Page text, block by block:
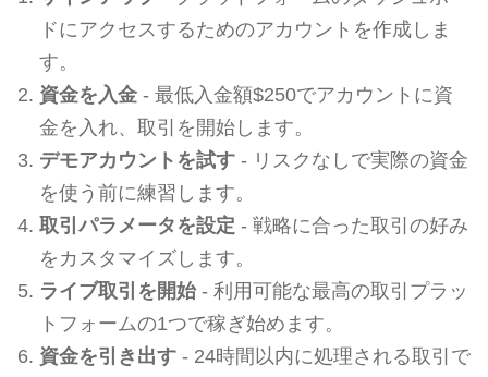
ドにアクセスするためのアカウントを作成しま
す。
資金を入金- 最低入金額$250でアカウントに資
金を入れ、取引を開始します。
デモアカウントを試す- リスクなしで実際の資金
を使う前に練習します。
取引パラメータを設定 - 戦略に合った取引の好み
をカスタマイズします。
ライブ取引を開始- 利用可能な最高の取引プラッ
トフォームの1つで稼ぎ始めます。
資金を引き出す- 24時間以内に処理される取引で